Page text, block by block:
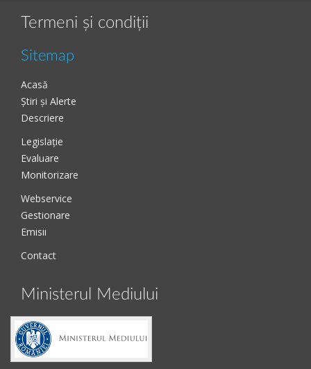
Acasă
Știri și Alerte
Descriere
Legislație
Evaluare
Monitorizare
Webservice
Gestionare
Emisii
Contact
Adresă:
Bd. Libertății nr. 12, Sect. 5, București,